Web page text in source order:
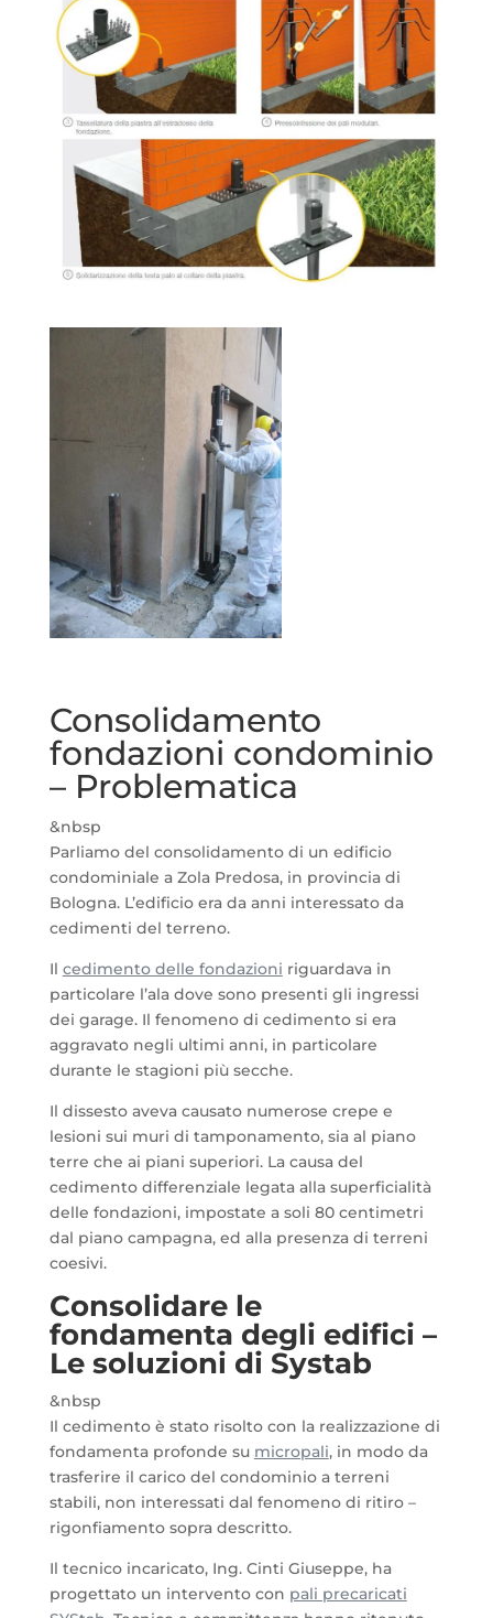
Consolidamento
fondazioni condominio
– Problematica
&nbsp
Parliamo del consolidamento di un edificio
condominiale a Zola Predosa, in provincia di
Bologna. L’edificio era da anni interessato da
cedimenti del terreno.
Il cedimento delle fondazioni riguardava in
particolare l’ala dove sono presenti gli ingressi
dei garage. Il fenomeno di cedimento si era
aggravato negli ultimi anni, in particolare
durante le stagioni più secche.
Il dissesto aveva causato numerose crepe e
lesioni sui muri di tamponamento, sia al piano
terre che ai piani superiori. La causa del
cedimento differenziale legata alla superficialità
delle fondazioni, impostate a soli 80 centimetri
dal piano campagna, ed alla presenza di terreni
coesivi.
Consolidare le
fondamenta degli edifici –
Le soluzioni di Systab
&nbsp
Il cedimento è stato risolto con la realizzazione di
fondamenta profonde su micropali, in modo da
trasferire il carico del condominio a terreni
stabili, non interessati dal fenomeno di ritiro –
rigonfiamento sopra descritto.
Il tecnico incaricato, Ing. Cinti Giuseppe, ha
progettato un intervento con pali precaricati